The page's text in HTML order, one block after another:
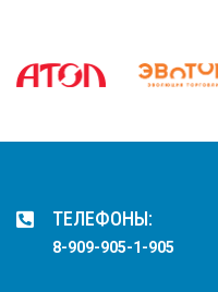
ТЕЛЕФОНЫ:
8-909-905-1-905